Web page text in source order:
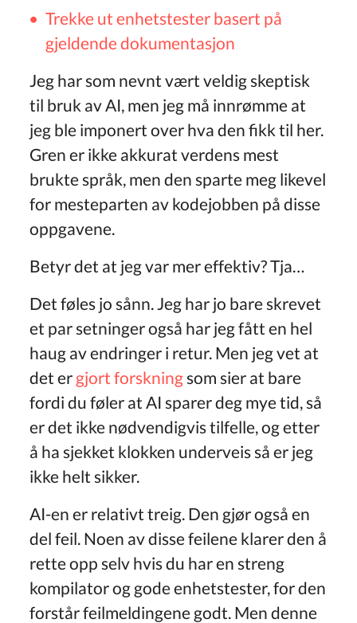
Trekke ut enhetstester basert på
gjeldende dokumentasjon
Jeg har som nevnt vært veldig skeptisk
til bruk av AI, men jeg må innrømme at
jeg ble imponert over hva den fikk til her.
Gren er ikke akkurat verdens mest
brukte språk, men den sparte meg likevel
for mesteparten av kodejobben på disse
oppgavene.
Betyr det at jeg var mer effektiv? Tja…
Det føles jo sånn. Jeg har jo bare skrevet
et par setninger også har jeg fått en hel
haug av endringer i retur. Men jeg vet at
det er gjort forskning som sier at bare
fordi du føler at AI sparer deg mye tid, så
er det ikke nødvendigvis tilfelle, og etter
å ha sjekket klokken underveis så er jeg
ikke helt sikker.
AI-en er relativt treig. Den gjør også en
del feil. Noen av disse feilene klarer den å
rette opp selv hvis du har en streng
kompilator og gode enhetstester, for den
forstår feilmeldingene godt. Men denne